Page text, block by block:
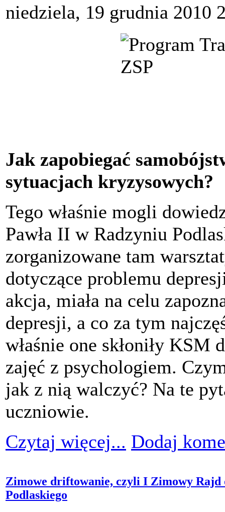
niedziela, 19 grudnia 2010
Jak zapobiegać
sytuacjach kryzysowych?
Tego właśnie mogli
Pawła II w Radzyniu
zorganizowane tam
dotyczące problemu
akcja, miała na celu
depresji, a co za tym
właśnie one skłoniły KSM
zajęć z psychologiem.
jak z nią walczyć? Na te
uczniowie.
Czytaj więcej... Dodaj
Zimowe driftowanie, czyli I Zimowy
Podlaskiego